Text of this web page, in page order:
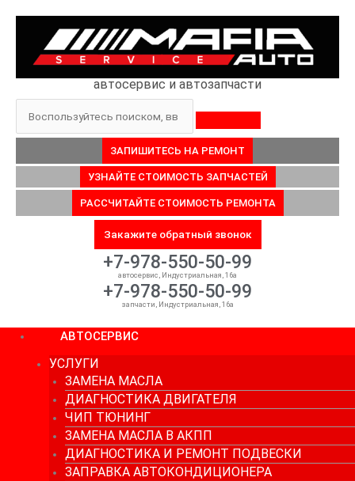
содержимому
автосервис и автозапчасти
ЗАПИШИТЕСЬ НА РЕМОНТ
УЗНАЙТЕ СТОИМОСТЬ ЗАПЧАСТЕЙ
РАССЧИТАЙТЕ СТОИМОСТЬ РЕМОНТА
Закажите обратный звонок
+7-978-550-50-99
автосервис, Индустриальная, 16а
+7-978-550-50-99
запчасти, Индустриальная, 16а
АВТОСЕРВИС
УСЛУГИ
ЗАМЕНА МАСЛА
ДИАГНОСТИКА ДВИГАТЕЛЯ
ЧИП ТЮНИНГ
ЗАМЕНА МАСЛА В АКПП
ДИАГНОСТИКА И РЕМОНТ ПОДВЕСКИ
ЗАПРАВКА АВТОКОНДИЦИОНЕРА